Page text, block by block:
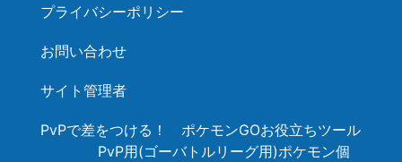
プライバシーポリシー
お問い合わせ
サイト管理者
PvPで差をつける！ ポケモンGOお役立ちツール
PvP用(ゴーバトルリーグ用)ポケモン個